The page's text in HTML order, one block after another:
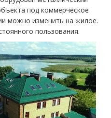
под коммерческое
можно изменить на жилое.
пользования.